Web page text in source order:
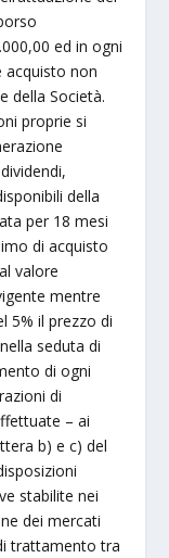
ed in ogni
acquisto non
della Società.
proprie si
della
per 18 mesi
di acquisto
valore
mentre
5% il prezzo di
seduta di
di ogni
di
– ai
b) e c) del
stabilite nei
dei mercati
trattamento tra